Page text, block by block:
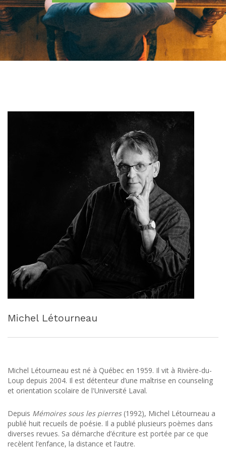
Michel Létourneau
Michel Létourneau est né à Québec en 1959. Il vit à Rivière-du-
Loup depuis 2004. Il est détenteur d’une maîtrise en counseling
et orientation scolaire de l'Université Laval.
Depuis Mémoires sous les pierres(1992), Michel Létourneau a
publié huit recueils de poésie. Il a publié plusieurs poèmes dans
diverses revues. Sa démarche d’écriture est portée par ce que
recèlent l’enfance, la distance et l’autre.